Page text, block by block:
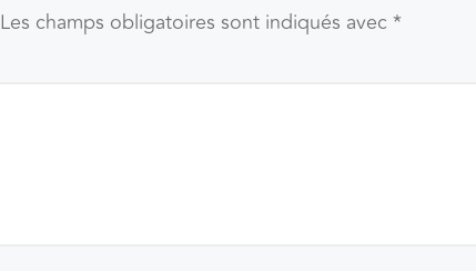
Les champs obligatoires sont indiqués avec *